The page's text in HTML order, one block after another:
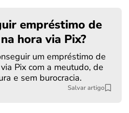
empréstimo de
hora via Pix?
um empréstimo de
Pix com a meutudo, de
e sem burocracia.
Salvar artigo